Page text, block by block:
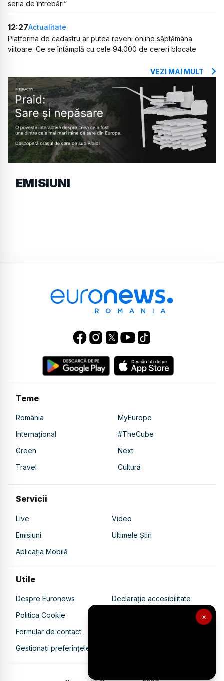
×
seria de întrebări”
12:27Actualitate
Platforma de cadastru ar putea reveni online săptămâna
viitoare. Ce se întâmplă cu cele 94.000 de cereri blocate
VEZI MAI MULT
EMISIUNI
Teme
România
MyEurope
Internațional
#TheCube
Green
Next
Travel
Cultură
Servicii
Live
Video
Emisiuni
Ultimele Știri
Aplicația Mobilă
Utile
Despre Euronews
Declarație accesibilitate
Politica Cookie
Politica de confidențialitate
Formular de contact
Gestionați preferințele